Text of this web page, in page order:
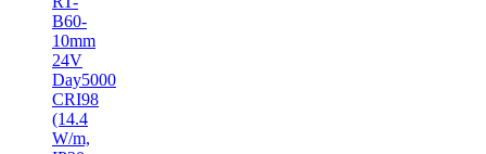
B60-
10mm
24V
Day5000
CRI98
(14.4
W/m,